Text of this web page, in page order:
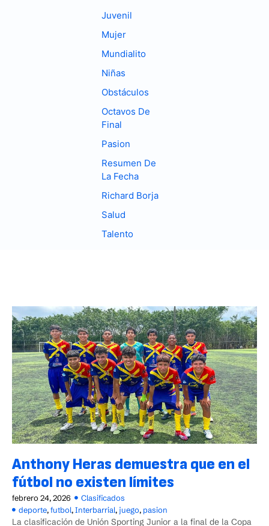
Juvenil
Mujer
Mundialito
Niñas
Obstáculos
Octavos De
Final
Pasion
Resumen De
La Fecha
Richard Borja
Salud
Talento
Anthony Heras demuestra que en el
fútbol no existen límites
febrero 24, 2026
Clasificados
deporte,futbol,Interbarrial, juego, pasion
La clasificación de Unión Sporting Junior a la final de la Copa